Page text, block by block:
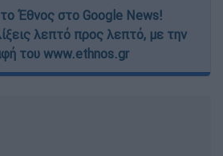
Έθνος στο Google News!
λεπτό προς λεπτό, με την
του www.ethnos.gr